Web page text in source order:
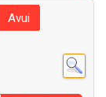
Avui